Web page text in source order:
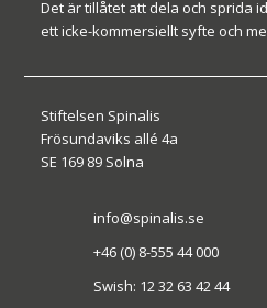
Det är tillåtet att dela och sprida
ett icke-kommersiellt syfte och
Stiftelsen Spinalis
Frösundaviks allé 4a
SE 169 89 Solna
info@spinalis.se
+46 (0) 8-555 44 000
Swish: 12 32 63 42 44